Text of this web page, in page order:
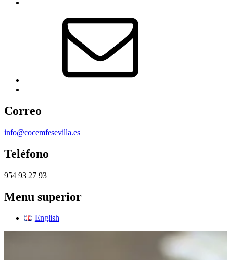
↑
Correo
info@cocemfesevilla.es
Teléfono
954 93 27 93
Menu superior
English